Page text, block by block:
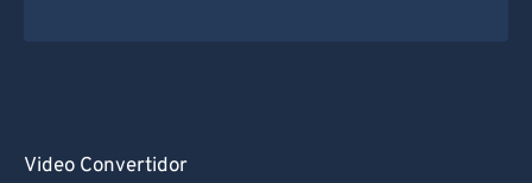
Video Convertidor